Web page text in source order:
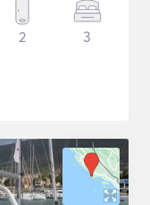
2 3